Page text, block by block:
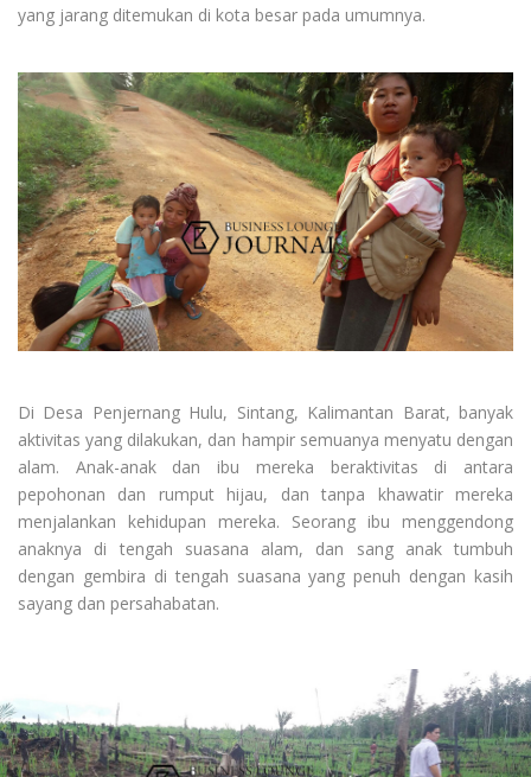
yang jarang ditemukan di kota besar pada umumnya.
Di Desa Penjernang Hulu, Sintang, Kalimantan Barat, banyak
aktivitas yang dilakukan, dan hampir semuanya menyatu dengan
alam. Anak-anak dan ibu mereka beraktivitas di antara
pepohonan dan rumput hijau, dan tanpa khawatir mereka
menjalankan kehidupan mereka. Seorang ibu menggendong
anaknya di tengah suasana alam, dan sang anak tumbuh
dengan gembira di tengah suasana yang penuh dengan kasih
sayang dan persahabatan.